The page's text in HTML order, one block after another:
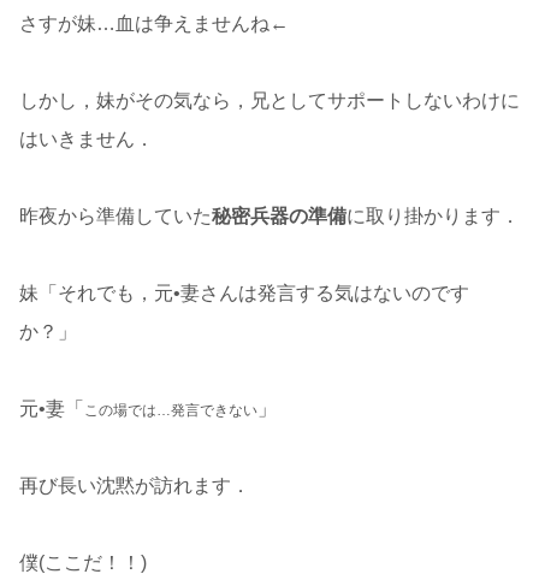
さすが妹…血は争えませんね←
しかし，妹がその気なら，兄としてサポートしないわけに
はいきません．
昨夜から準備していた秘密兵器の準備に取り掛かります．
妹「それでも，元•妻さんは発言する気はないのです
か？」
元•妻「 この場では…発言できない 」
再び長い沈黙が訪れます．
僕(ここだ！！)